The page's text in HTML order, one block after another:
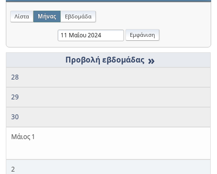
Λίστα Μήνας Εβδομάδα
»
28
29
30
Μάιος 1
2